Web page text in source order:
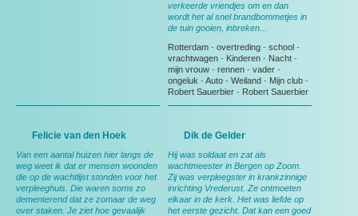
verkeerde vriendjes om en dan
wordt het al snel brandbommetjes in
de tuin gooien, inbreken...
Rotterdam - overtreding - school -
vrachtwagen - Kinderen - Nacht -
mijn vrouw - rennen - vader -
ongeluk -Auto - Weiland - Mijn club -
Robert Sauerbier - Robert Sauerbier
Felicie van den Hoek
Van een aantal huizen hier langs de
weg weet ik dat er mensen woonden
die op de wachtlijst stonden voor het
verpleeghuis. Die waren soms zo
dementerend dat ze zomaar de weg
over staken. Je ziet hoe gevaalijk
Dik de Gelder
Hij was soldaat en zat als
wachtmeester in Bergen op Zoom.
Zij was verpleegster in krankzinnige
inrichting Vrederust. Ze ontmoeten
elkaar in de kerk. Het was liefde op
het eerste gezicht. Dat kan een goed